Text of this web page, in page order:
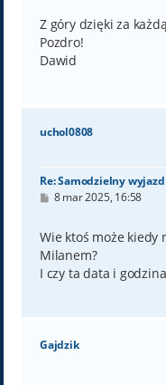
Z góry dzięki za
Pozdro!
Dawid
uchol0808
Re: Samodzielny
P
t
8 mar 2025, 16:58
Wie ktoś może kiedy
Milanem?
I czy ta data i
Gajdzik